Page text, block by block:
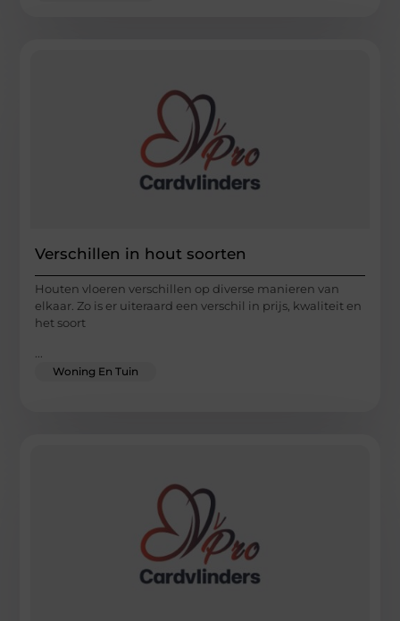
Verschillen in hout soorten
Houten vloeren verschillen op diverse manieren van
elkaar. Zo is er uiteraard een verschil in prijs, kwaliteit en
het soort
Woning En Tuin